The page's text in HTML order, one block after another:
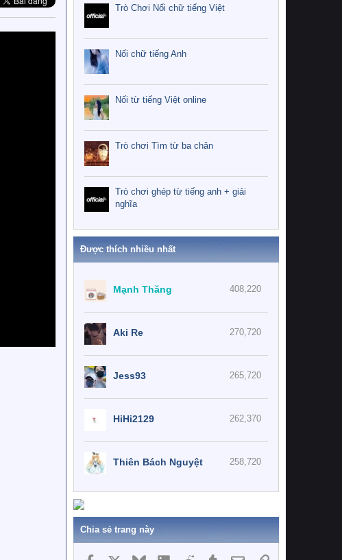
Trò Chơi Nối chữ tiếng Việt
Nối chữ tiếng Anh
Nối từ tiếng Việt online
Trò chơi Tìm từ ba chân
Trò chơi ghép từ tiếng anh + giải
nghĩa
Được thích nhiều nhất
408,220
Mạnh Thăng
270,720
Aki Re
265,720
Jess93
262,370
HiHi2129
258,720
Thiên Bách Nguyệt
Chia sẻ trang này